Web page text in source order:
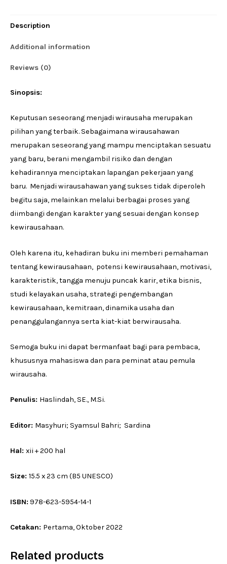
Description
Additional information
Reviews (0)
Sinopsis:
Keputusan seseorang menjadi wirausaha merupakan
pilihan yang terbaik. Sebagaimana wirausahawan
merupakan seseorang yang mampu menciptakan sesuatu
yang baru, berani mengambil risiko dan dengan
kehadirannya menciptakan lapangan pekerjaan yang
baru. Menjadi wirausahawan yang sukses tidak diperoleh
begitu saja, melainkan melalui berbagai proses yang
diimbangi dengan karakter yang sesuai dengan konsep
kewirausahaan.
Oleh karena itu, kehadiran buku ini memberi pemahaman
tentang kewirausahaan, potensi kewirausahaan, motivasi,
karakteristik, tangga menuju puncak karir, etika bisnis,
studi kelayakan usaha, strategi pengembangan
kewirausahaan, kemitraan, dinamika usaha dan
penanggulangannya serta kiat-kiat berwirausaha.
Semoga buku ini dapat bermanfaat bagi para pembaca,
khususnya mahasiswa dan para peminat atau pemula
wirausaha.
Penulis: Haslindah, SE., M.Si.
Editor: Masyhuri; Syamsul Bahri; Sardina
Hal: xii + 200 hal
Size: 15.5 x 23 cm (B5 UNESCO)
ISBN: 978-623-5954-14-1
Cetakan: Pertama, Oktober 2022
Related products